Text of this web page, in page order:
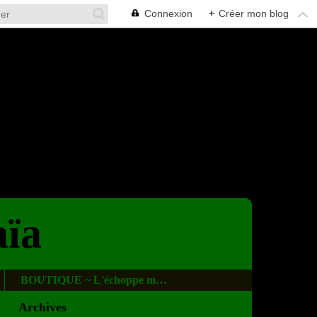
Connexion + Créer mon blog
BOUTIQUE ~ L'échoppe magique
Archives